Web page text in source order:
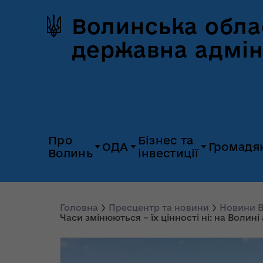
Волинська
державна
Про
Волинь
Герб та прапор
Історія Волині
ОДА
Органи влади
Діяльність
Бізнес та
інвестиції
Дія.Бізнес
Платформа
«Пульс»
Відкриті
Доступ до
Головна Пресцентр та новини
Новини
Часи змінюються – їх цінності ні: на